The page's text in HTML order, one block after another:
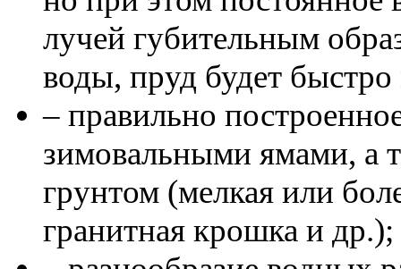
лучей губительным
воды, пруд будет быстро
– правильно
зимовальными ямами, а
грунтом (мелкая или
гранитная крошка и др.);